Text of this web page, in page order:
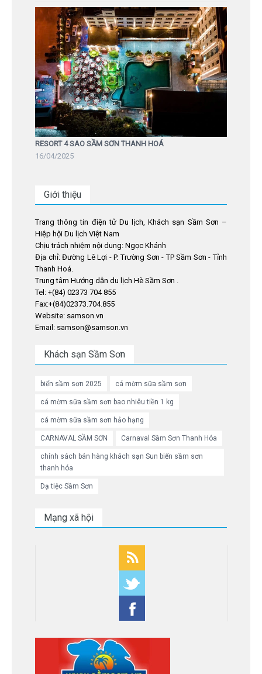
RESORT 4 SAO SẦM SƠN THANH HOÁ
16/04/2025
Giới thiệu
Trang thông tin điện tử Du lịch, Khách sạn Sầm Sơn –
Hiệp hội Du lịch Việt Nam
Chịu trách nhiệm nội dung: Ngọc Khánh
Địa chỉ: Đường Lê Lợi - P. Trường Sơn - TP Sầm Sơn - Tỉnh
Thanh Hoá.
Trung tâm Hướng dẫn du lịch Hè Sầm Sơn .
Tel: +(84) 02373 704 855
Fax:+(84)02373.704.855
Website: samson.vn
Email: samson@samson.vn
Khách sạn Sầm Sơn
biển sầm sơn 2025 cá mờm sữa sầm sơn
cá mờm sữa sầm sơn bao nhiêu tiền 1 kg
cá mờm sữa sầm sơn hảo hạng
CARNAVAL SẦM SƠN Carnaval Sầm Sơn Thanh Hóa
chính sách bán hàng khách sạn Sun biển sầm sơn
thanh hóa
Dạ tiệc Sầm Sơn
Mạng xã hội